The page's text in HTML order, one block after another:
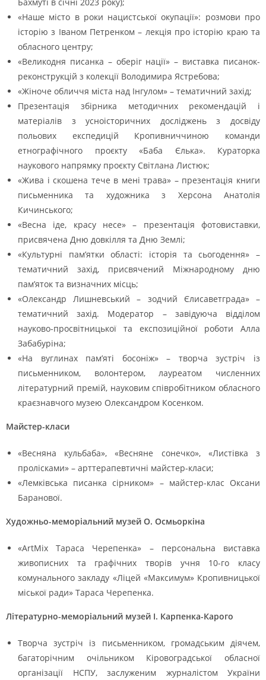
«Наше місто в роки нацистської окупації»: розмови про
історію з Іваном Петренком – лекція про історію краю та
обласного центру;
«Великодня писанка – оберіг нації» – виставка писанок-
реконструкцій з колекції Володимира Ястребова;
«Жіноче обличчя міста над Інгулом» – тематичний захід;
Презентація збірника методичних рекомендацій і
матеріалів з усноісторичних досліджень з досвіду
польових експедицій Кропивниччиною команди
етнографічного проєкту «Баба Єлька». Кураторка
наукового напрямку проєкту Світлана Листюк;
«Жива і скошена тече в мені трава» – презентація книги
письменника та художника з Херсона Анатолія
Кичинського;
«Весна іде, красу несе» – презентація фотовиставки,
присвячена Дню довкілля та Дню Землі;
«Культурні пам’ятки області: історія та сьогодення» –
тематичний захід, присвячений Міжнародному дню
пам’яток та визначних місць;
«Олександр Лишневський – зодчий Єлисаветграда» –
тематичний захід. Модератор – завідуюча відділом
науково-просвітницької та експозиційної роботи Алла
Забабуріна;
«На вуглинах пам’яті босоніж» – творча зустріч із
письменником, волонтером, лауреатом численних
літературний премій, науковим співробітником обласного
краєзнавчого музею Олександром Косенком.
Майстер-класи
«Весняна кульбаба», «Весняне сонечко», «Листівка з
пролісками» – арттерапевтичні майстер-класи;
«Лемківська писанка сірником» – майстер-клас Оксани
Баранової.
Художньо-меморіальний музей О. Осмьоркіна
«ArtMix Тараса Черепенка» – персональна виставка
живописних та графічних творів учня 10-го класу
комунального закладу «Ліцей «Максимум» Кропивницької
міської ради» Тараса Черепенка.
Літературно-меморіальний музей І. Карпенка-Карого
Творча зустріч із письменником, громадським діячем,
багаторічним очільником Кіровоградської обласної
організації НСПУ, заслуженим журналістом України